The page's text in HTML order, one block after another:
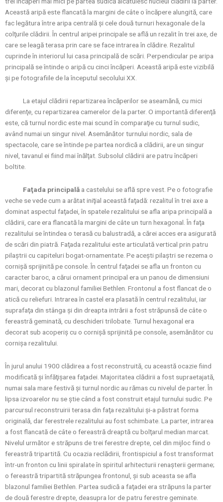
Această aripă este flancată la margini de câte o încăpere alungită, care
fac legătura între aripa centrală şi cele două turnuri hexagonale de la
colţurile clădirii. În centrul aripei principale se află un rezalit în trei axe, de
care se leagă terasa prin care se face intrarea în clădire. Rezalitul
cuprinde în interiorul lui casa principală de scări. Perpendicular pe aripa
principală se întinde o aripă cu cinci încăperi. Această aripă este vizibilă
şi pe fotografiile de la începutul secolului XX.
La etajul clădirii repartizarea încăperilor se aseamănă, cu mici
diferenţe, cu repartizarea camerelor de la parter. O importantă diferenţă
este, că turnul nordic este mai scund în comparaţie cu turnul sudic,
având numai un singur nivel. Asemănător turnului nordic, sala de
spectacole, care se întinde pe partea nordică a clădirii, are un singur
nivel, tavanul ei fiind mai înălţat. Subsolul clădirii are patru încăperi
boltite.
Faţada principală a castelului se află spre vest. Pe o fotografie
veche se vede cum a arătat iniţial această faţadă: rezalitul în trei axe a
dominat aspectul faţadei, în spatele rezalitului se afla aripa principală a
clădirii, care era flancată la margini de câte un turn hexagonal. În faţa
rezalitului se întindea o terasă cu balustradă, a cărei acces era asigurată
de scări din piatră. Faţada rezalitului este articulată vertical prin patru
pilaştrii cu capiteluri bogat-ornamentate. Pe aceşti pilaştri se rezema o
cornişă sprijinită pe console. În centrul faţadei se afla un fronton cu
caracter baroc, a cărui ornament principal era un panou de dimensiuni
mari, decorat cu blazonul familiei Bethlen. Frontonul a fost flancat de o
atică cu reliefuri. Intrarea în castel era plasată în centrul rezalitului, iar
suprafaţa din stânga şi din dreapta intrării a fost străpunsă de câte o
fereastră geminată, cu deschideri trilobate. Turnul hexagonal era
decorat sub acoperiş cu o cornişă sprijinită pe console, asemănător cu
cornişa rezalitului.
În jurul anului 1900 clădirea a fost reconstruită, cu această ocazie fiind
modificată şi înfăţişarea faţadei. Majoritatea clădirii a fost supraetajată,
numai sala mare festivă şi turnul nordic au rămas cu nivelul de parter. În
lipsa izvoarelor nu se ştie când a fost construit etajul turnului sudic. Pe
parcursul reconstruirii terasa din faţa rezalitului şi-a păstrat forma
originală, dar ferestrele rezalitului au fost schimbate. La parter, intrarea
a fost flancată de câte o fereastră dreaptă cu bolţarul median marcat.
Nivelul următor e străpuns de trei ferestre drepte, cel din mijloc fiind o
fereastră tripartită. Cu ocazia reclădirii, frontispiciul a fost transformat
într-un fronton cu linii spiralate în spiritul arhitecturii renaşterii germane;
o fereastră tripartită străpungea frontonul, şi sub aceasta se afla
blazonul familiei Bethlen. Partea sudică a faţadei era străpuns la parter
de două ferestre drepte, deasupra lor de patru ferestre geminate.